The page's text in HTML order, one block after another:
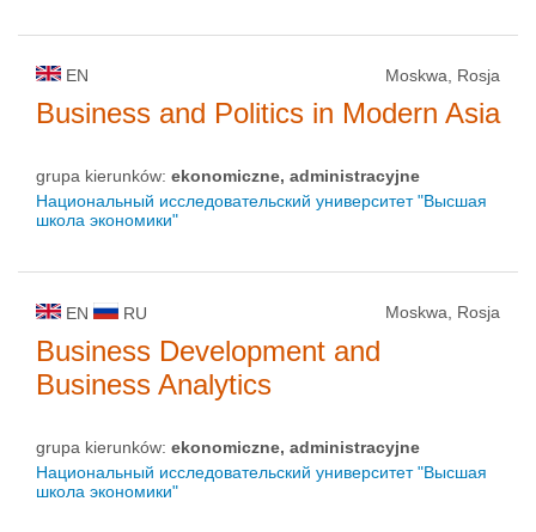
EN Moskwa, Rosja
Business and Politics in Modern Asia
grupa kierunków: ekonomiczne, administracyjne
Национальный исследовательский университет "Высшая
школа экономики"
EN RU Moskwa, Rosja
Business Development and
Business Analytics
grupa kierunków: ekonomiczne, administracyjne
Национальный исследовательский университет "Высшая
школа экономики"